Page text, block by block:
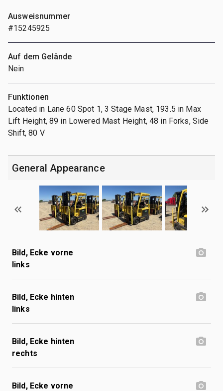
Ausweisnummer
#15245925
Auf dem Gelände
Nein
Funktionen
Located in Lane 60 Spot 1, 3 Stage Mast, 193.5 in Max
Lift Height, 89 in Lowered Mast Height, 48 in Forks, Side
Shift, 80 V
General Appearance
Bild, Ecke vorne
links
Bild, Ecke hinten
links
Bild, Ecke hinten
rechts
Bild, Ecke vorne